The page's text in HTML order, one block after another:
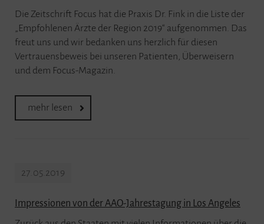
Die Zeitschrift Focus hat die Praxis Dr. Fink in die Liste der
„Empfohlenen Ärzte der Region 2019“ aufgenommen. Das
freut uns und wir bedanken uns herzlich für diesen
Vertrauensbeweis bei unseren Patienten, Überweisern
und dem Focus-Magazin.
mehr lesen
27.05.2019
Impressionen von der AAO-Jahrestagung in Los Angeles